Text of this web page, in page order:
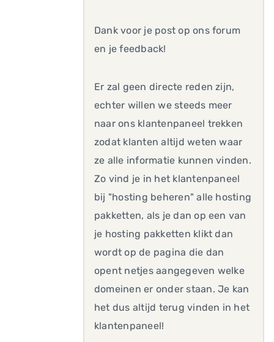
Dank voor je post op ons forum
en je feedback!
Er zal geen directe reden zijn,
echter willen we steeds meer
naar ons klantenpaneel trekken
zodat klanten altijd weten waar
ze alle informatie kunnen vinden.
Zo vind je in het klantenpaneel
bij "hosting beheren" alle hosting
pakketten, als je dan op een van
je hosting pakketten klikt dan
wordt op de pagina die dan
opent netjes aangegeven welke
domeinen er onder staan. Je kan
het dus altijd terug vinden in het
klantenpaneel!